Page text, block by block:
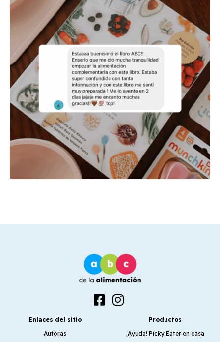
Enlaces del sitio
Autoras
Productos
¡Ayuda! Picky Eater en casa